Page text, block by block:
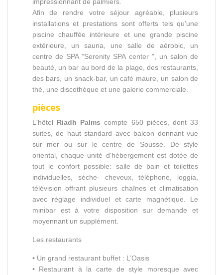
impressionnant de palmiers.
Afin de rendre votre séjour agréable, plusieurs
installations et prestations sont offerts tels qu'une
piscine chauffée intérieure et une grande piscine
extérieure, un sauna, une salle de aérobic, un
centre de SPA "Serenity SPA center ", un salon de
beauté, un bar au bord de la plage, des restaurants,
des bars, un snack-bar, un café maure, un salon de
thé, une discothèque et une galerie commerciale.
pièces
L'hôtel Riadh Palms compte 650 pièces, dont 33
suites, de haut standard avec balcon donnant vue
sur mer ou sur le centre de Sousse. De style
oriental, chaque unité d'hébergement est dotée de
tout le confort possible: salle de bain et toilettes
individuelles, sèche- cheveux, téléphone, loggia,
télévision offrant plusieurs chaînes et climatisation
avec réglage individuel et carte magnétique. Le
minibar est à votre disposition sur demande et
moyennant un supplément.
Les restaurants
• Un grand restaurant buffet : L’Oasis
• Restaurant à la carte de style moresque avec